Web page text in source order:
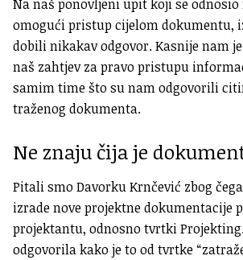
Na naš ponovljeni upit koji se odnosio
omogući pristup cijelom dokumentu,
dobili nikakav odgovor. Kasnije nam
naš zahtjev za pravo pristupu
samim time što su nam odgovorili
traženog dokumenta.
Ne znaju čija je
Pitali smo Davorku Krnčević zbog
izrade nove projektne dokumentacije
projektantu, odnosno tvrtki
odgovorila kako je to od tvrtke